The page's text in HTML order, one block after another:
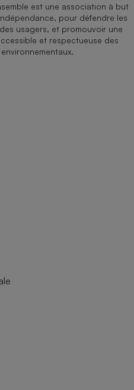
est une association à but
pour défendre les
usagers, et promouvoir une
et respectueuse des